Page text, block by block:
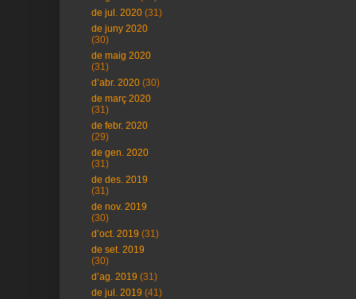
de jul. 2020 (31)
de juny 2020
(30)
de maig 2020
(31)
d’abr. 2020 (30)
de març 2020
(31)
de febr. 2020
(29)
de gen. 2020
(31)
de des. 2019
(31)
de nov. 2019
(30)
d’oct. 2019 (31)
de set. 2019
(30)
d’ag. 2019 (31)
de jul. 2019 (41)